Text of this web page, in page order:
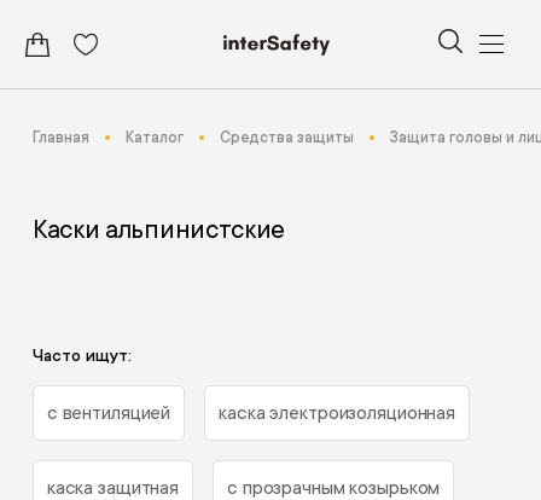
Главная Каталог Средства защиты Защита головы и
Каски альпинистские
Часто ищут:
с вентиляцией каска электроизоляционная
каска защитная с прозрачным козырьком